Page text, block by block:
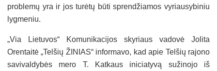
problemų yra ir jos turėtų būti sprendžiamos vyriausybiniu
lygmeniu.
„Via Lietuvos“ Komunikacijos skyriaus vadovė Jolita
Orentaitė „Telšių ŽINIAS“ informavo, kad apie Telšių rajono
savivaldybės mero T. Katkaus iniciatyvą sužinojo iš